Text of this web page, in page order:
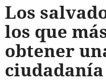
Los
los que
obtener